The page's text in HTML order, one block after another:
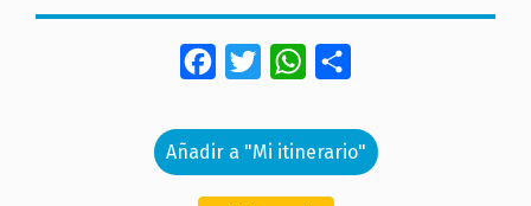
FacebookTwitterWhatsApp
Añadir a "Mi itinerario"